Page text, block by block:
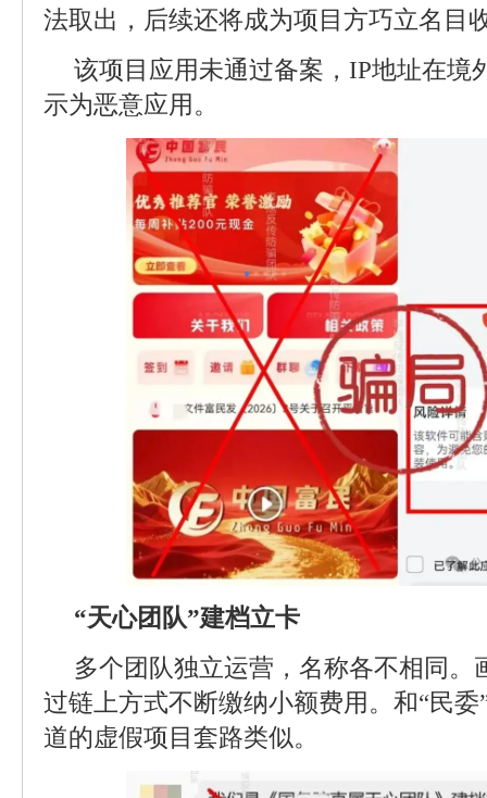
法取出，后续还将成为项目方巧立名目
该项目应用未通过备案，IP地址在境
示为恶意应用。
“天心团队”建档立卡
多个团队独立运营，名称各不相同。
过链上方式不断缴纳小额费用。和“民委
道的虚假项目套路类似。